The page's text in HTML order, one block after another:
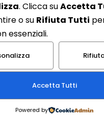
www.mediares.to.it
www.didatticatorino.it
. Clicca suAccetta
o su Rifiuta Tutti
essenziali.
Accetta Tutti
Powered by